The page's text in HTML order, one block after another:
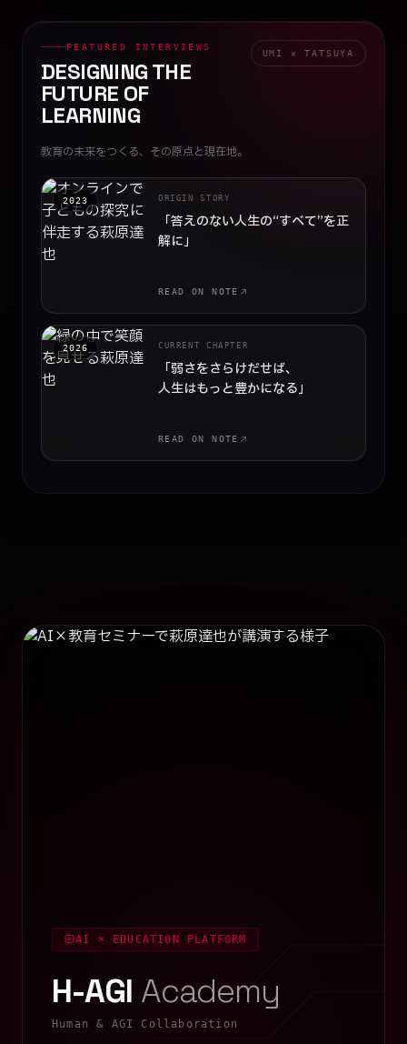
FEATURED INTERVIEWS
DESIGNING THE
FUTURE OF
LEARNING
UMI × TATSUYA
教育の未来をつくる、その原点と現在地。
2023 ORIGIN STORY
「答えのない人生の“すべて”を正
解に」
READ ON NOTE
2026 CURRENT CHAPTER
「弱さをさらけだせば、
人生はもっと豊かになる」
READ ON NOTE
AI × EDUCATION PLATFORM
H-AGI Academy
Human & AGI Collaboration